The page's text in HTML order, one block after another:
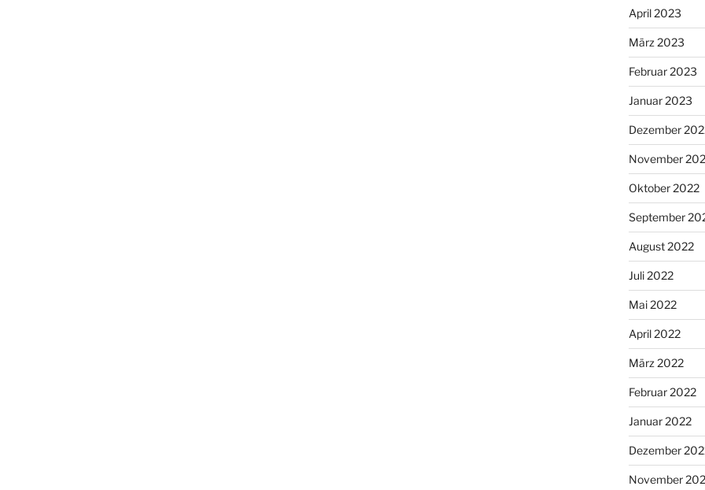
April 2023
März 2023
Februar 2023
Januar 2023
Dezember
November
Oktober 2022
September
August 2022
Juli 2022
Mai 2022
April 2022
März 2022
Februar 2022
Januar 2022
Dezember
November